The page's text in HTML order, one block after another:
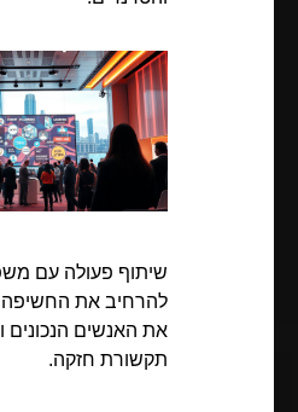
שיתוף פעולה עם
להרחיב את
את האנשים הנכונים
תקשורת חזקה.